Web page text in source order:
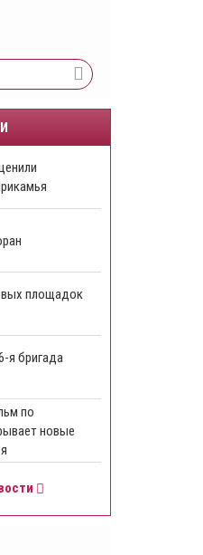
площадок
я бригада
по
новые